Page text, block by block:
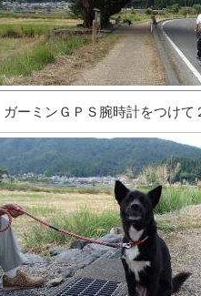
ーミンＧＰＳ腕時計をつけて